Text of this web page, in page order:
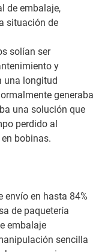
de embalaje,
situación de
solían ser
y
una longitud
generaba
una solución que
perdido al
bobinas.
envío en hasta 84%
de paquetería
embalaje
sencilla